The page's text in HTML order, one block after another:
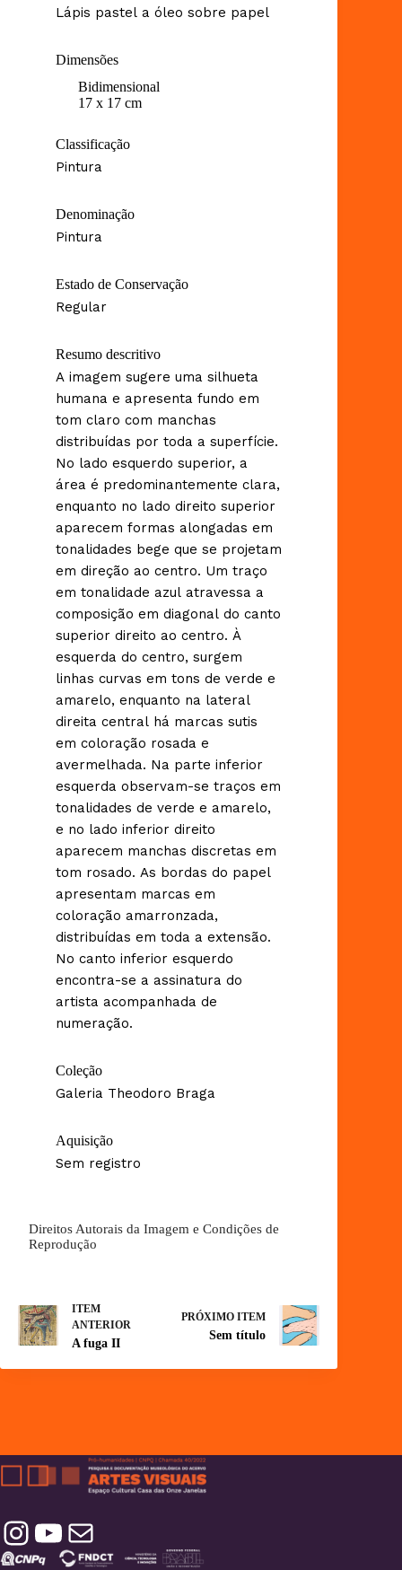
Lápis pastel a óleo sobre papel
Dimensões
Bidimensional
17 x 17 cm
Classificação
Pintura
Denominação
Pintura
Estado de Conservação
Regular
Resumo descritivo
A imagem sugere uma silhueta
humana e apresenta fundo em
tom claro com manchas
distribuídas por toda a superfície.
No lado esquerdo superior, a
área é predominantemente clara,
enquanto no lado direito superior
aparecem formas alongadas em
tonalidades bege que se projetam
em direção ao centro. Um traço
em tonalidade azul atravessa a
composição em diagonal do canto
superior direito ao centro. À
esquerda do centro, surgem
linhas curvas em tons de verde e
amarelo, enquanto na lateral
direita central há marcas sutis
em coloração rosada e
avermelhada. Na parte inferior
esquerda observam-se traços em
tonalidades de verde e amarelo,
e no lado inferior direito
aparecem manchas discretas em
tom rosado. As bordas do papel
apresentam marcas em
coloração amarronzada,
distribuídas em toda a extensão.
No canto inferior esquerdo
encontra-se a assinatura do
artista acompanhada de
numeração.
Coleção
Galeria Theodoro Braga
Aquisição
Sem registro
Direitos Autorais da Imagem e Condições de
Reprodução
ITEM
ANTERIOR
A fuga II
PRÓXIMO ITEM
Sem título
Instagram YouTube Contatos